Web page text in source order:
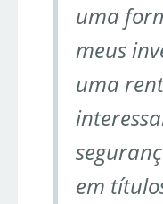
uma
meus
uma
em